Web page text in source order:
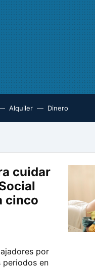
Alquiler Dinero
cuidar
cinco
por
periodos en